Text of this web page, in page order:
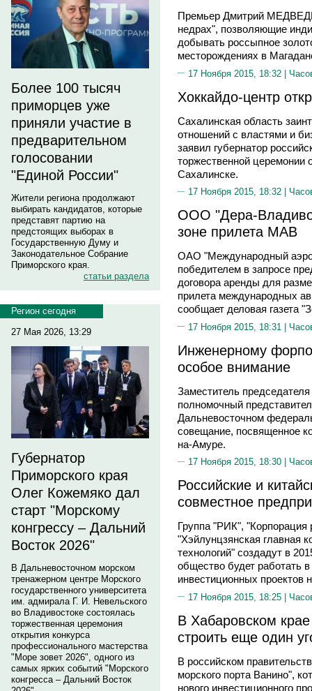
Более 100 тысяч
приморцев уже
приняли участие в
предварительном
голосовании
"Единой России"
Жители региона продолжают
выбирать кандидатов, которые
представят партию на
предстоящих выборах в
Государственную Думу и
Законодательное Собрание
Приморского края.
статьи раздела
Регион сегодня
27 Мая 2026, 13:29
Губернатор
Приморского края
Олег Кожемяко дал
старт "Морскому
конгрессу – Дальний
Восток 2026"
В Дальневосточном морском
тренажерном центре Морского
государственного университета
им. адмирала Г. И. Невельского
во Владивостоке состоялась
торжественная церемония
открытия конкурса
профессионального мастерства
"Море зовет 2026", одного из
самых ярких событий "Морского
конгресса – Дальний Восток
Премьер Дмитрий
недрах", позволяющие
добывать россыпное
месторождениях в
17 Ноября 2015, 18:32 |
Хоккайдо-центр
Сахалинская область
отношений с властями и
заявил губернатор
торжественной церемонии
Сахалинске.
17 Ноября 2015, 18:32 |
ООО "Дера-
зоне прилета МАВ
ОАО "Международный
победителем в запросе
договора аренды для
прилета международных
сообщает деловая газета
17 Ноября 2015, 18:31 |
Инженерному
особое внимание
Заместитель
полномочный
Дальневосточном
совещание, посвященное
на-Амуре.
17 Ноября 2015, 18:30 |
Российские и
совместное
Группа "РИК",
"Хэйлунцзянская главная
технологий" создадут в
общество будет работать
инвестиционных проектов
17 Ноября 2015, 18:25 |
В Хабаровском
строить еще один
В российском
морского порта Ванино",
нового инвестиционного